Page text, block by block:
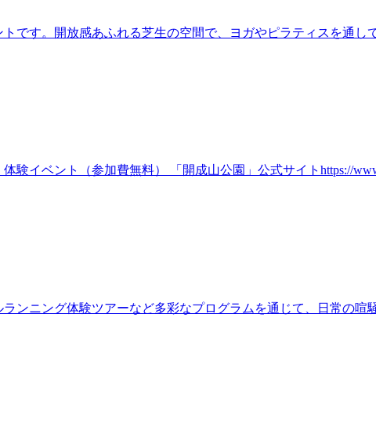
です。開放感あふれる芝生の空間で、ヨガやピラティスを通し
イベント（参加費無料） 「開成山公園」公式サイトhttps://
ンニング体験ツアーなど多彩なプログラムを通じて、日常の喧